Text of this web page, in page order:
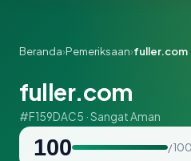
Beranda›Pemeriksaan›fuller.com
fuller.com
#F159DAC5 · Sangat Aman
100 / 100